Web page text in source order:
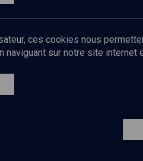
Politique de protection des
personnelles
Mentions légales
Contact
ces cookies nous
sur notre site internet